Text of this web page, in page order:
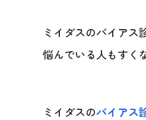
ミイダスのバイア
悩んでいる人もすく
ミイダスのバイアス